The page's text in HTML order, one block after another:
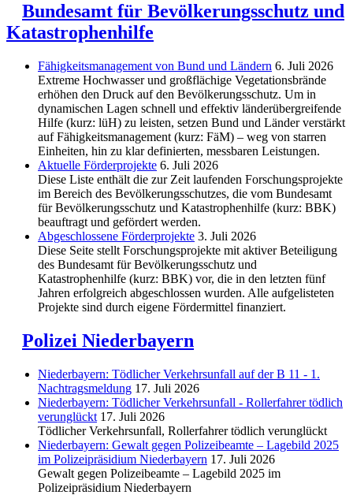
Bundesamt für Bevölkerungsschutz und
Katastrophenhilfe
Fähigkeitsmanagement von Bund und Ländern 6. Juli 2026
Extreme Hochwasser und großflächige Vegetationsbrände
erhöhen den Druck auf den Bevölkerungsschutz. Um in
dynamischen Lagen schnell und effektiv länderübergreifende
Hilfe (kurz: lüH) zu leisten, setzen Bund und Länder verstärkt
auf Fähigkeitsmanagement (kurz: FäM) – weg von starren
Einheiten, hin zu klar definierten, messbaren Leistungen.
Aktuelle Förderprojekte 6. Juli 2026
Diese Liste enthält die zur Zeit laufenden Forschungsprojekte
im Bereich des Be­völkerungs­schutzes, die vom Bundesamt
für Bevölkerungsschutz und Katastrophenhilfe (kurz: BBK)
beauftragt und gefördert werden.
Abgeschlos­sene Förderprojekte 3. Juli 2026
Diese Seite stellt Forschungsprojekte mit aktiver Beteiligung
des Bundesamt für Bevölkerungsschutz und
Katastrophenhilfe (kurz: BBK) vor, die in den letzten fünf
Jahren erfolgreich abgeschlossen wurden. Alle aufgelisteten
Projekte sind durch eigene Fördermittel finanziert.
Polizei Niederbayern
Niederbayern: Tödlicher Verkehrsunfall auf der B 11 - 1.
Nachtragsmeldung 17. Juli 2026
Niederbayern: Tödlicher Verkehrsunfall - Rollerfahrer tödlich
verunglückt 17. Juli 2026
Tödlicher Verkehrsunfall, Rollerfahrer tödlich verunglückt
Niederbayern: Gewalt gegen Polizeibeamte – Lagebild 2025
im Polizeipräsidium Niederbayern 17. Juli 2026
Gewalt gegen Polizeibeamte – Lagebild 2025 im
Polizeipräsidium Niederbayern